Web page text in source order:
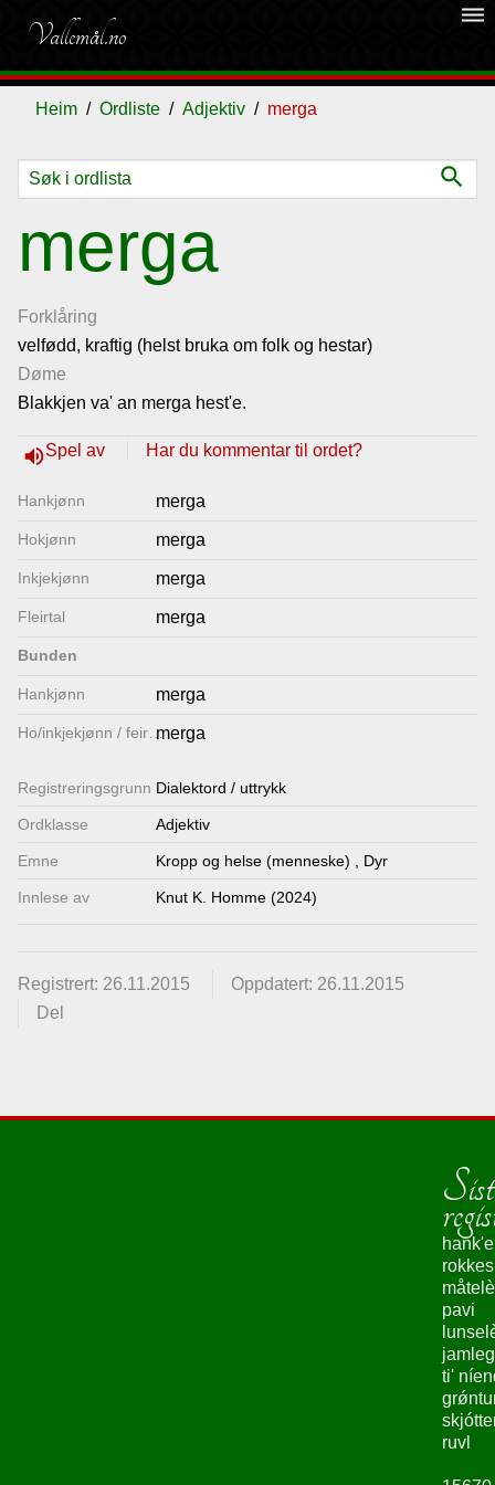
Vallemål.no
dehaze
Heim Ordliste Adjektiv merga
search
merga
Forklåring
velfødd, kraftig (helst bruka om folk og hestar)
Døme
Blakkjen va' an merga hest'e.
volume_upSpel av Har du kommentar til ordet?
Hankjønn merga
Hokjønn merga
Inkjekjønn merga
Fleirtal merga
Bunden
Hankjønn merga
Ho/inkjekjønn / feirtal
merga
Registrerings­grunn Dialektord / uttrykk
Ordklasse Adjektiv
Emne Kropp og helse (menneske) Dyr
Innlese av Knut K. Homme (2024)
Registrert: 26.11.2015
Oppdatert: 26.11.2015
Del
Ordliste
Om
vallemålet
Gjestebok
Nyhende
Lenkjer
Kontakt
oss
hank'e
pavi
ti'
ruvl